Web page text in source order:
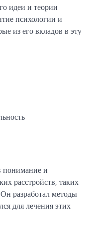
идеи и теории
психологии и
из его вкладов в эту
понимание и
расстройств, таких
разработал методы
для лечения этих